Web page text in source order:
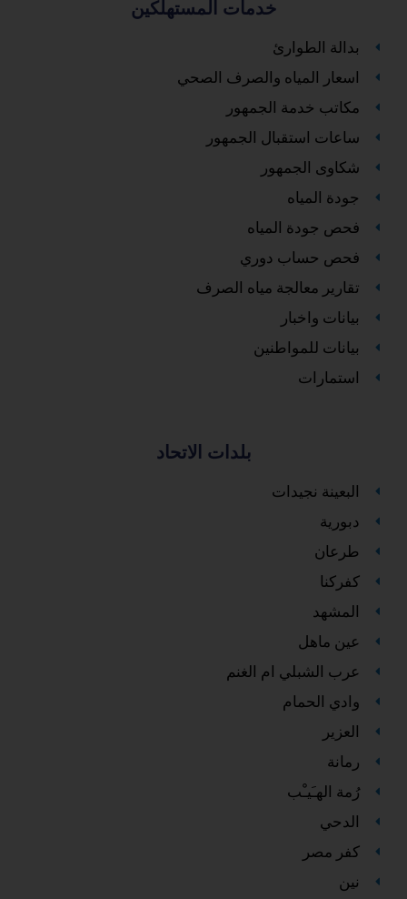
خدمات المستهلكين
بدالة الطوارئ
اسعار المياه والصرف الصحي
مكاتب خدمة الجمهور
ساعات استقبال الجمهور
شكاوى الجمهور
جودة المياه
فحص جودة المياه
فحص حساب دوري
تقارير معالجة مياه الصرف
بيانات واخبار
بيانات للمواطنين
استمارات
بلدات الاتحاد
البعينة نجيدات
دبورية
طرعان
كفركنا
المشهد
عين ماهل
عرب الشبلي ام الغنم
وادي الحمام
العزير
رمانة
رُمة الهـَيـْب
الدحي
كفر مصر
نين